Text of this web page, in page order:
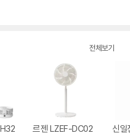
전체보기
르젠 LZEF-DC02
신